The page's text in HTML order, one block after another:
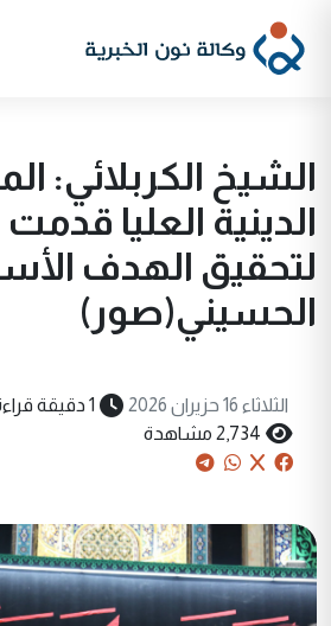
الشيخ الكربلائي:
الدينية العليا
لتحقيق الهدف
الحسيني(صور)
الثلاثاء 16 حزيران 2026 1 دقيقة قراءة
2,734 مشاهدة